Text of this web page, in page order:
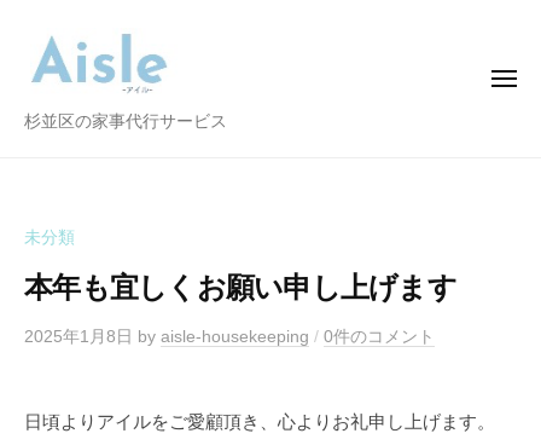
A
杉並区の家事代行サービス
メ
未分類
本年も宜しくお願い申し上げます
2025年1月8日 by aisle-housekeeping / 0件のコメント
日頃よりアイルをご愛顧頂き、心よりお礼申し上げます。
e